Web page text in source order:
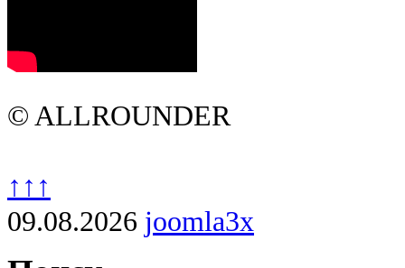
© ALLROUNDER
↑↑↑
09.08.2026 joomla3x